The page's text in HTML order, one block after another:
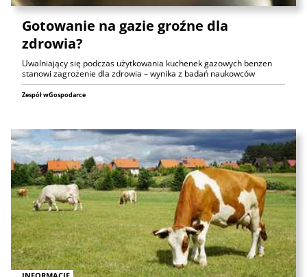
Gotowanie na gazie groźne dla
zdrowia?
Uwalniający się podczas użytkowania kuchenek gazowych benzen
stanowi zagrożenie dla zdrowia – wynika z badań naukowców
Zespół wGospodarce